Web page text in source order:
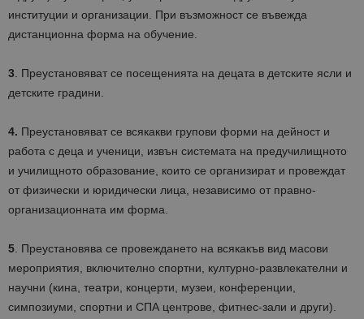
институции и организации. При възможност се въвежда
дистанционна форма на обучение.
3. Преустановяват се посещенията на децата в детските ясли и
детските градини.
4. Преустановяват се всякакви групови форми на дейност и
работа с деца и ученици, извън системата на предучилищното
и училищното образование, които се организират и провеждат
от физически и юридически лица, независимо от правно-
организационната им форма.
5. Преустановява се провеждането на всякакъв вид масови
мероприятия, включително спортни, културно-развлекателни и
научни (кина, театри, концерти, музеи, конференции,
симпозиуми, спортни и СПА центрове, фитнес-зали и други).